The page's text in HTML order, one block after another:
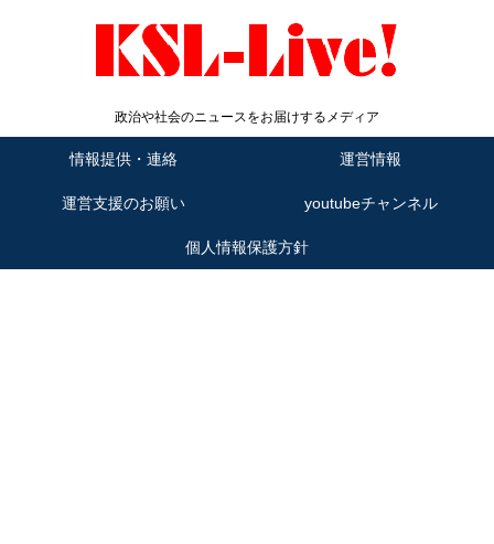
政治や社会のニュースをお届けするメディア
情報提供・連絡 運営情報
運営支援のお願い youtubeチャンネル
個人情報保護方針